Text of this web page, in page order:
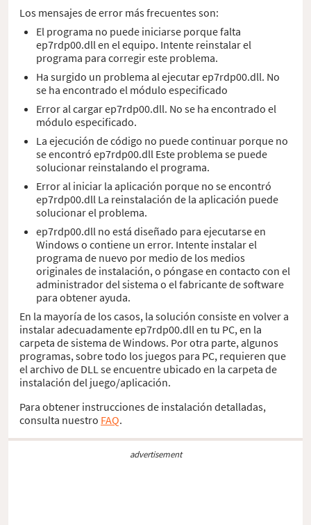
Los mensajes de error más frecuentes son:
El programa no puede iniciarse porque falta
ep7rdp00.dll en el equipo. Intente reinstalar el
programa para corregir este problema.
Ha surgido un problema al ejecutar ep7rdp00.dll. No
se ha encontrado el módulo especificado
Error al cargar ep7rdp00.dll. No se ha encontrado el
módulo especificado.
La ejecución de código no puede continuar porque no
se encontró ep7rdp00.dll Este problema se puede
solucionar reinstalando el programa.
Error al iniciar la aplicación porque no se encontró
ep7rdp00.dll La reinstalación de la aplicación puede
solucionar el problema.
ep7rdp00.dll no está diseñado para ejecutarse en
Windows o contiene un error. Intente instalar el
programa de nuevo por medio de los medios
originales de instalación, o póngase en contacto con el
administrador del sistema o el fabricante de software
para obtener ayuda.
En la mayoría de los casos, la solución consiste en volver a
instalar adecuadamente ep7rdp00.dll en tu PC, en la
carpeta de sistema de Windows. Por otra parte, algunos
programas, sobre todo los juegos para PC, requieren que
el archivo de DLL se encuentre ubicado en la carpeta de
instalación del juego/aplicación.
Para obtener instrucciones de instalación detalladas,
consulta nuestro FAQ.
advertisement